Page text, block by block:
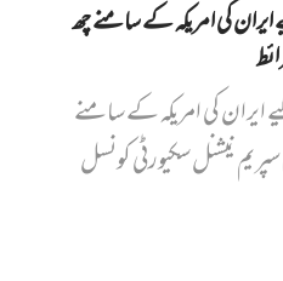
کی امریکہ کے سامنے چھ
کی امریکہ کے سامنے
نیشنل سکیورٹی کونسل